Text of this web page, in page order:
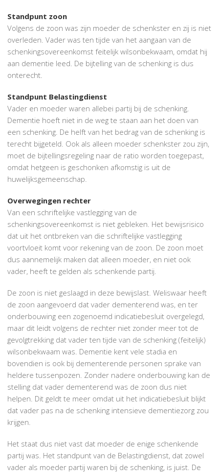
Standpunt zoon
Volgens de zoon was zijn moeder de schenkster en zij is niet
overleden. Vader was ten tijde van het aangaan van de
schenkingsovereenkomst feitelijk wilsonbekwaam, omdat hij
aan dementie leed. De bijtelling van de schenking is dus
onterecht.
Standpunt Belastingdienst
Vader en moeder waren allebei partij bij de schenking.
Dementie hoeft niet in de weg te staan aan het doen van
een schenking. De helft van het bedrag van de schenking is
terecht bijgeteld. Ook als alleen moeder schenkster zou zijn,
moet de bijtellingsregeling naar de ratio worden toegepast,
omdat hetgeen is geschonken afkomstig is uit de
huwelijksgemeenschap.
Overwegingen rechter
Van een schriftelijke vastlegging van de
schenkingsovereenkomst is niet gebleken. Het bewijsrisico
dat uit het ontbreken van die schriftelijke vastlegging
voortvloeit komt voor rekening van de zoon. De zoon moet
dus aannemelijk maken dat alleen moeder, en niet ook
vader, heeft te gelden als schenkende partij.
De zoon is niet geslaagd in deze bewijslast. Weliswaar heeft
de zoon aangevoerd dat vader dementerend was, en ter
onderbouwing een zogenoemd indicatiebesluit overgelegd,
maar dit leidt volgens de rechter niet zonder meer tot de
gevolgtrekking dat vader ten tijde van de schenking (feitelijk)
wilsonbekwaam was. Dementie kent vele stadia en
bovendien is ook bij dementerende personen sprake van
heldere tussenpozen. Zonder nadere onderbouwing kan de
stelling dat vader dementerend was de zoon dus niet
helpen. Dit geldt te meer omdat uit het indicatiebesluit blijkt
dat vader pas na de schenking intensieve dementiezorg zou
krijgen.
Het staat dus niet vast dat moeder de enige schenkende
partij was. Het standpunt van de Belastingdienst, dat zowel
vader als moeder partij waren bij de schenking, is juist. De